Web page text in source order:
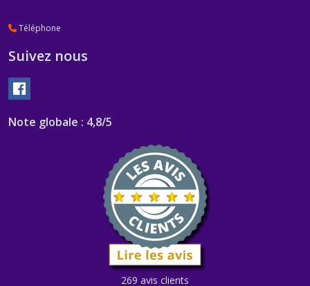
Téléphone
Suivez nous
Note globale : 4,8/5
269 avis clients